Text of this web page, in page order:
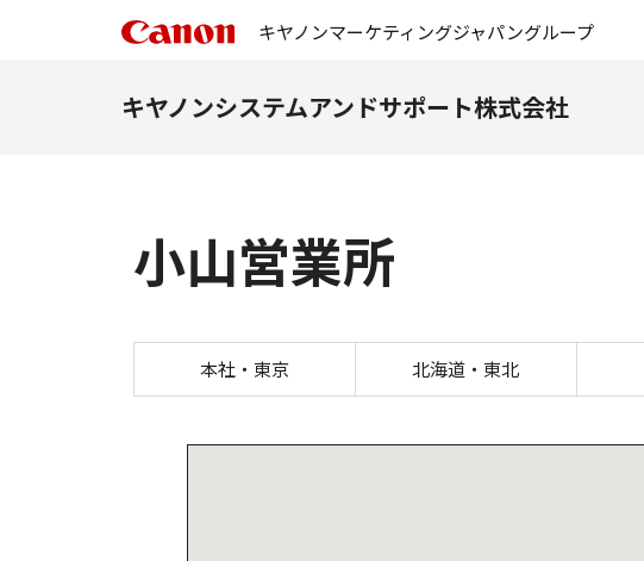
キヤノンマーケティングジャパングループ
キヤノンシステムアンドサポート株式会社
小山営業所
本社・東京 北海道・東北